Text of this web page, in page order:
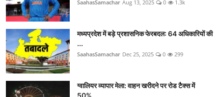
SaahasSamachar Aug 13, 2025 0 1.3k
मध्यप्रदेश में बड़े प्रशासनिक फेरबदल: 64 अधिकारियों की
...
SaahasSamachar Dec 25, 2025 0 299
ग्वालियर व्यापार मेला: वाहन खरीदने पर रोड टैक्स में
50%...